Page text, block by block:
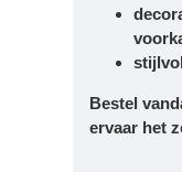
Bestel
ervaar het